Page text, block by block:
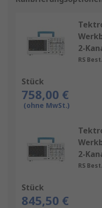
2-
RS
Stück
758,00 €
(ohne MwSt.)
2-
RS
Stück
845,50 €